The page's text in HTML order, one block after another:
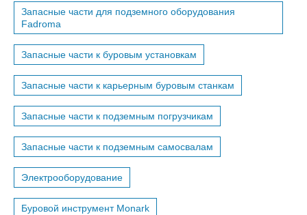
Запасные части для подземного оборудования
Fadroma
Запасные части к буровым установкам
Запасные части к карьерным буровым станкам
Запасные части к подземным погрузчикам
Запасные части к подземным самосвалам
Электрооборудование
Буровой инструмент Monark